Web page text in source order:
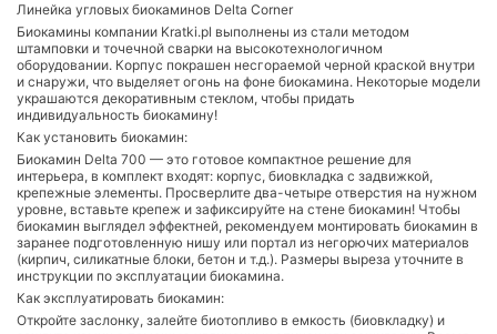
Линейка угловых биокаминов Delta Corner
Биокамины компании Kratki.pl выполнены из стали методом
штамповки и точечной сварки на высокотехнологичном
оборудовании. Корпус покрашен несгораемой черной краской внутри
и снаружи, что выделяет огонь на фоне биокамина. Некоторые модели
украшаются декоративным стеклом, чтобы придать
индивидуальность биокамину!
Как установить биокамин:
Биокамин Delta 700 — это готовое компактное решение для
интерьера, в комплект входят: корпус, биовкладка с задвижкой,
крепежные элементы. Просверлите два-четыре отверстия на нужном
уровне, вставьте крепеж и зафиксируйте на стене биокамин! Чтобы
биокамин выглядел эффектней, рекомендуем монтировать биокамин в
заранее подготовленную нишу или портал из негорючих материалов
(кирпич, силикатные блоки, бетон и т.д.). Размеры выреза уточните в
инструкции по эксплуатации биокамина.
Как эксплуатировать биокамин:
Откройте заслонку, залейте биотопливо в емкость (биовкладку) и